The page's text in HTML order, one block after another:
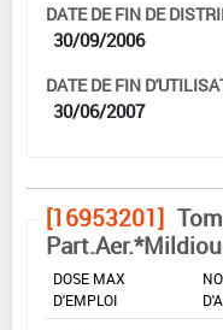
DATE DE FIN DE
30/09/2006
DATE DE FIN
30/06/2007
[16953201]
DOSE MAX
D'EMPLOI